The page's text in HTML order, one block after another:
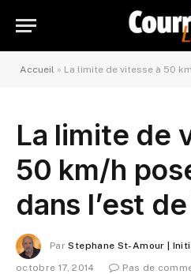
Accueil » La limite de vitesse à 50 km/h
La limite de
50 km/h
dans l’est de
Par Stephane St-Amour |
octobre 17, 2014
Pas de